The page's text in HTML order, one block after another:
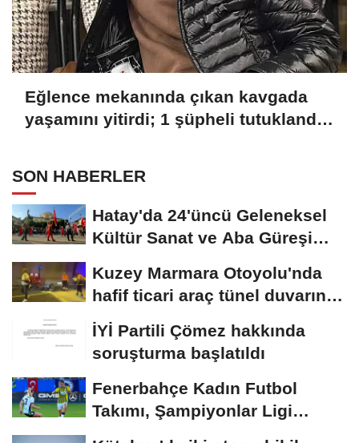
Eğlence mekanında çıkan kavgada
yaşamını yitirdi; 1 şüpheli tutuklandı
SON HABERLER
Hatay'da 24'üncü Geleneksel
Kültür Sanat ve Aba Güreşi
Kuzey Marmara Otoyolu'nda
hafif ticari araç tünel duvarına
çarptı:...
İYİ Partili Çömez hakkında
soruşturma başlatıldı
Fenerbahçe Kadın Futbol
Takımı, Şampiyonlar Ligi